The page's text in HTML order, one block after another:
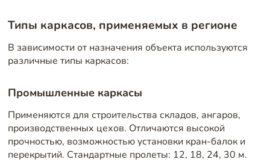
Типы каркасов, применяемых в регионе
В зависимости от назначения объекта используются
различные типы каркасов:
Промышленные каркасы
Применяются для строительства складов, ангаров,
производственных цехов. Отличаются высокой
прочностью, возможностью установки кран-балок и
перекрытий. Стандартные пролеты: 12, 18, 24, 30 м.